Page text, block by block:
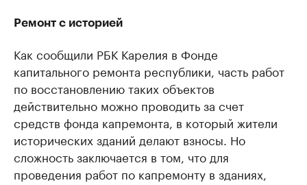
Ремонт с историей
Как сообщили РБК Карелия в Фонде
капитального ремонта республики, часть работ
по восстановлению таких объектов
действительно можно проводить за счет
средств фонда капремонта, в который жители
исторических зданий делают взносы. Но
сложность заключается в том, что для
проведения работ по капремонту в зданиях,